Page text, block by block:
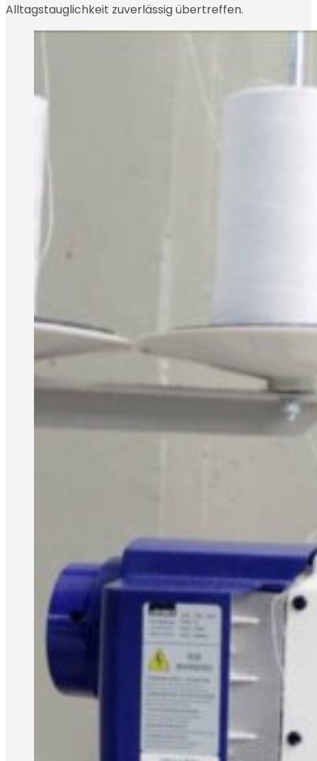
Alltagstauglichkeit zuverlässig übertreffen.